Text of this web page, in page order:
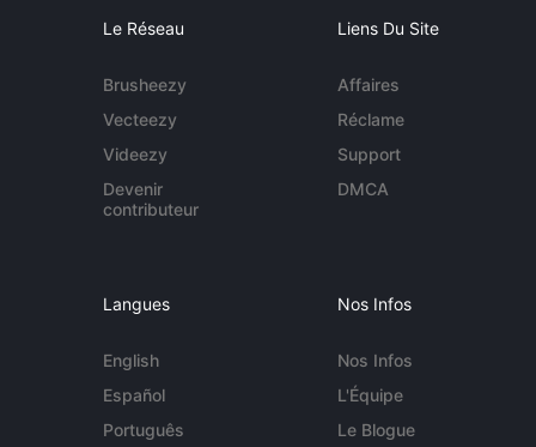
Le Réseau
Brusheezy
Vecteezy
Videezy
Devenir
contributeur
Liens Du Site
Affaires
Réclame
Support
DMCA
Langues
English
Español
Português
Nos Infos
Nos Infos
L'Équipe
Le Blogue